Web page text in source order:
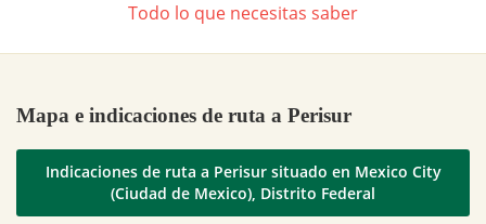
Todo lo que necesitas saber
Mapa e indicaciones de ruta a Perisur
Indicaciones de ruta a Perisur situado en Mexico City
(Ciudad de Mexico), Distrito Federal